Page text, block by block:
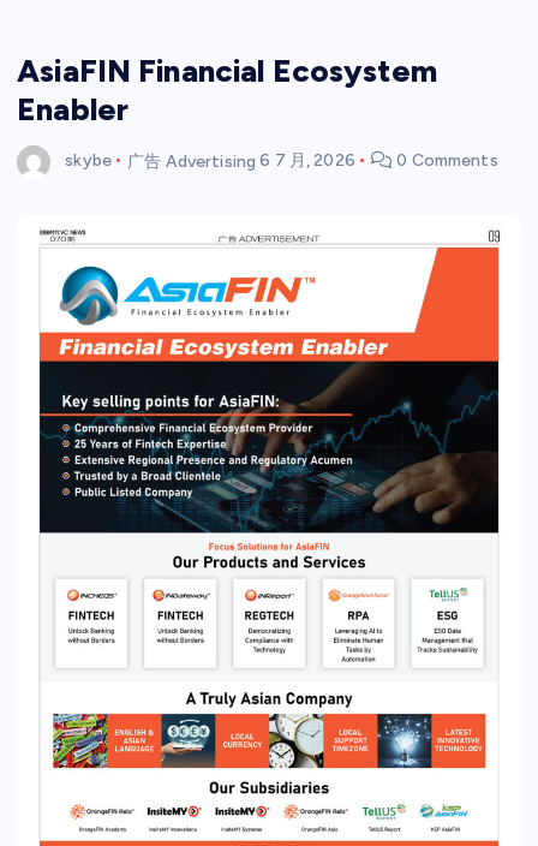
AsiaFIN Financial Ecosystem
Enabler
skybe 广告 Advertising 6 7 月, 2026 0 Comments